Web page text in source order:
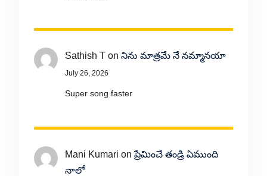
Sathish Ton నిను మాత్రమే నే నమ్మానయా
July 26, 2026
Super song faster
Mani Kumari onప్రేమించే తండ్రి ఏముంది
నాలో